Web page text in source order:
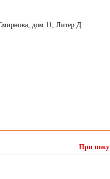
дом 11, Литер Д
При